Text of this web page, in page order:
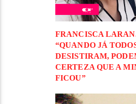
FRANCISCA
“QUANDO JÁ
DESISTIRAM,
CERTEZA QUE A
FICOU”